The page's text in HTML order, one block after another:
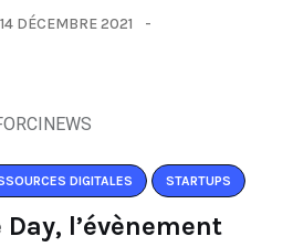
14 DÉCEMBRE 2021
DIGITALES STARTUPS
l’évènement